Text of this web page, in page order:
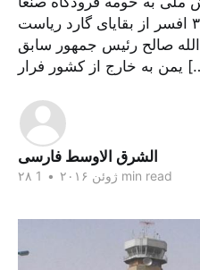
رسیدند و این امر باعث شد ۳۰ افسر از بقایای گارد ریاست
صالح رئیس جمهور سابق
فرار […]
الشرق الاوسط فارسی
۲۸ ژوئن ۲۰۱۶ • 1 min read